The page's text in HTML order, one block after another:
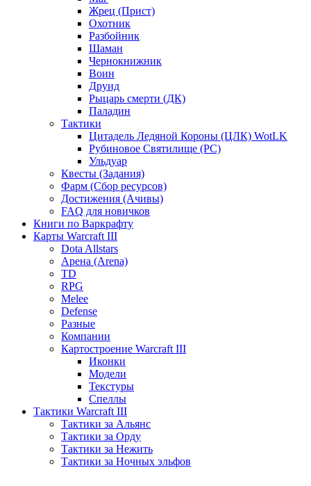
Жрец (Прист)
Охотник
Разбойник
Шаман
Чернокнижник
Воин
Друид
Рыцарь смерти (ДК)
Паладин
Тактики
Цитадель Ледяной Короны (ЦЛК) WotLK
Рубиновое Святилище (РС)
Ульдуар
Квесты (Задания)
Фарм (Сбор ресурсов)
Достижения (Ачивы)
FAQ для новичков
Книги по Варкрафту
Карты Warcraft III
Dota Allstars
Арена (Arena)
TD
RPG
Melee
Defense
Разные
Компании
Картостроение Warcraft III
Иконки
Модели
Текстуры
Спеллы
Тактики Warcraft III
Тактики за Альянс
Тактики за Орду
Тактики за Нежить
Тактики за Ночных эльфов